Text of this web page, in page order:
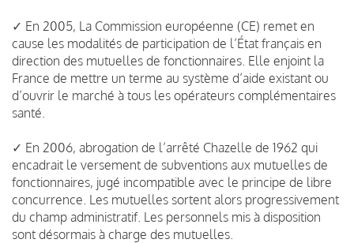
✓ En 2005, La Commission européenne (CE) remet en
cause les modalités de participation de l’État français en
direction des mutuelles de fonctionnaires. Elle enjoint la
France de mettre un terme au système d’aide existant ou
d’ouvrir le marché à tous les opérateurs complémentaires
santé.
✓ En 2006, abrogation de l’arrêté Chazelle de 1962 qui
encadrait le versement de subventions aux mutuelles de
fonctionnaires, jugé incompatible avec le principe de libre
concurrence. Les mutuelles sortent alors progressivement
du champ administratif. Les personnels mis à disposition
sont désormais à charge des mutuelles.